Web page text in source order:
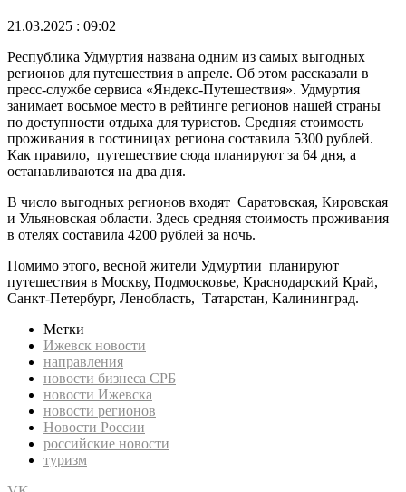
21.03.2025 : 09:02
Республика Удмуртия названа одним из самых выгодных
регионов для путешествия в апреле. Об этом рассказали в
пресс-службе сервиса «Яндекс-Путешествия». Удмуртия
занимает восьмое место в рейтинге регионов нашей страны
по доступности отдыха для туристов. Средняя стоимость
проживания в гостиницах региона составила 5300 рублей.
Как правило, путешествие сюда планируют за 64 дня, а
останавливаются на два дня.
В число выгодных регионов входят Саратовская, Кировская
и Ульяновская области. Здесь средняя стоимость проживания
в отелях составила 4200 рублей за ночь.
Помимо этого, весной жители Удмуртии планируют
путешествия в Москву, Подмосковье, Краснодарский Край,
Санкт-Петербург, Ленобласть, Татарстан, Калининград.
Метки
Ижевск новости
направления
новости бизнеса СРБ
новости Ижевска
новости регионов
Новости России
российские новости
туризм